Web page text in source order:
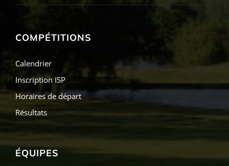
COMPÉTITIONS
Calendrier
Inscription ISP
Horaires de départ
Résultats
ÉQUIPES